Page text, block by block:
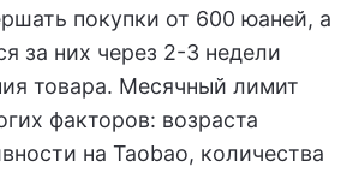
покупки от 600 юаней, а
за них через 2-3 недели
товара. Месячный лимит
факторов: возраста
на Taobao, количества